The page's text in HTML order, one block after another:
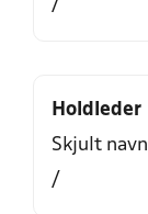
/
Holdleder
Skjult navn
/